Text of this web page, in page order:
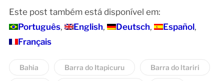
Este post também está disponível em:
Português
English Deutsch
Español
Français
Bahia Barra do Itapicuru Barra do ltariri